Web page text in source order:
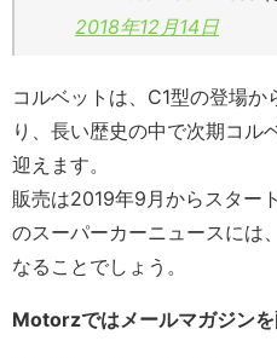
2018年12月14日
コルベットは、C1型の登場
り、長い歴史の中で次期コル
迎えます。
販売は2019年9月からスター
のスーパーカーニュースには
なることでしょう。
Motorzではメールマガジンを